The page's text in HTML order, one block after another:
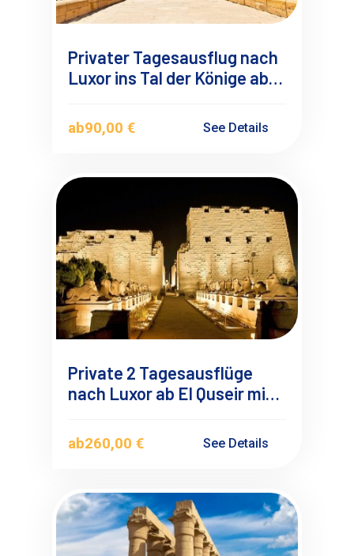
Privater Tagesausflug nach
Luxor ins Tal der Könige ab
ab90,00 € See Details
Private 2 Tagesausflüge
nach Luxor ab El Quseir mit
Reiseführer
ab260,00 € See Details